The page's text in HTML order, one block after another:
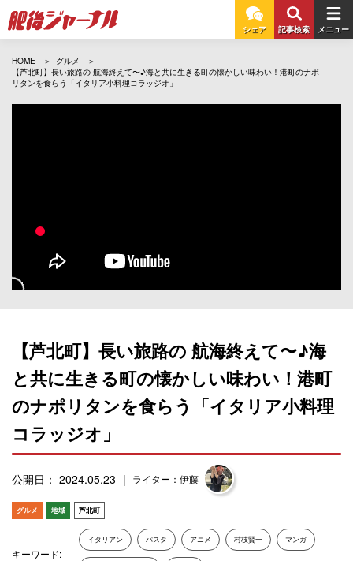
シェア 記事検索 メニュー
HOME
グルメ
【芦北町】長い旅路の 航海終えて〜♪海と共に生きる町の懐かしい味わい！港町のナポ
リタンを食らう「イタリア小料理コラッジオ」
【芦北町】長い旅路の 航海終えて〜♪海
と共に生きる町の懐かしい味わい！港町
のナポリタンを食らう「イタリア小料理
コラッジオ」
公開日： 2024.05.23 ライター：伊藤
グルメ 地域 芦北町
キーワード:
イタリアン パスタ アニメ 村枝賢一 マンガ